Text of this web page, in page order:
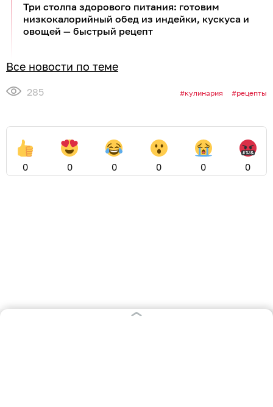
Три столпа здорового питания: готовим
низкокалорийный обед из индейки, кускуса и
овощей — быстрый рецепт
Все новости по теме
285 кулинария рецепты
0 0 0 0 0 0